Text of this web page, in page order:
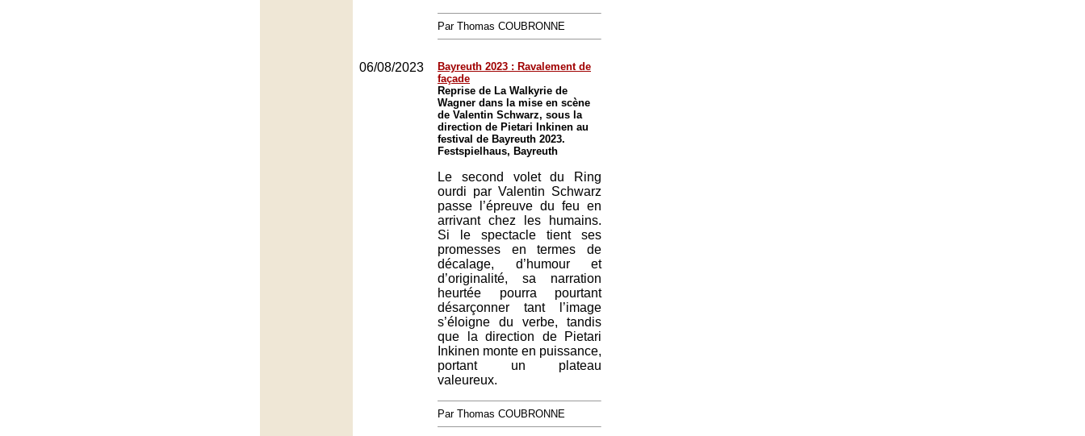
Par Thomas COUBRONNE
06/08/2023
Bayreuth 2023 : Ravalement de
façade
Reprise de La Walkyrie de
Wagner dans la mise en scène
de Valentin Schwarz, sous la
direction de Pietari Inkinen au
festival de Bayreuth 2023.
Festspielhaus, Bayreuth
Le second volet du Ring
ourdi par Valentin Schwarz
passe l’épreuve du feu en
arrivant chez les humains.
Si le spectacle tient ses
promesses en termes de
décalage, d’humour et
d’originalité, sa narration
heurtée pourra pourtant
désarçonner tant l’image
s’éloigne du verbe, tandis
que la direction de Pietari
Inkinen monte en puissance,
portant un plateau
valeureux.
Par Thomas COUBRONNE